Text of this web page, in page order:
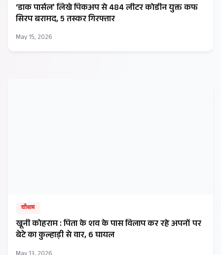
‘डाक पार्सल’ लिखे पिकअप से 484 लीटर कोडीन युक्त कफ
सिरप बरामद, 5 तस्कर गिरफ्तार
May 15, 2026
चौथम
खूनी कोहराम : पिता के शव के पास विलाप कर रहे अपनों पर
बेटे का कुल्हाड़ी से वार, 6 घायल